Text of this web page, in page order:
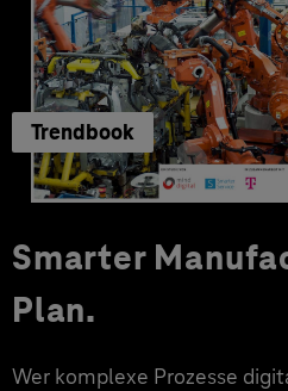
Trendbook
Smarter
Plan.
Wer komplexe Prozesse